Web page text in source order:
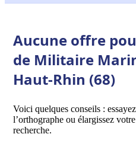
Aucune offre
de Militaire
Haut-Rhin (68)
Voici quelques conseils :
l’orthographe ou élargissez
recherche.